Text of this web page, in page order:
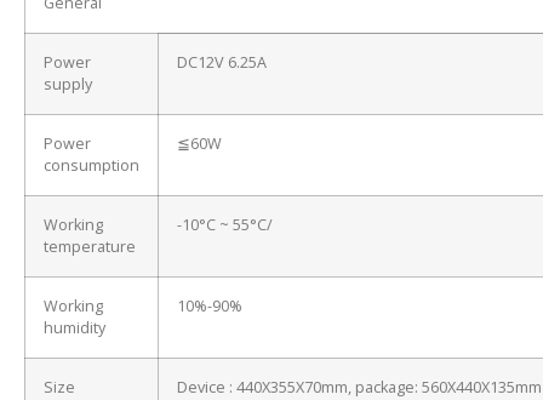
Power
supply
DC12V 6.25A
Power
consumption
≦60W
Working
temperature
-10°C ~ 55°C/
Working
humidity
10%-90%
Size Device : 440X355X70mm, package: 560X440X135mm